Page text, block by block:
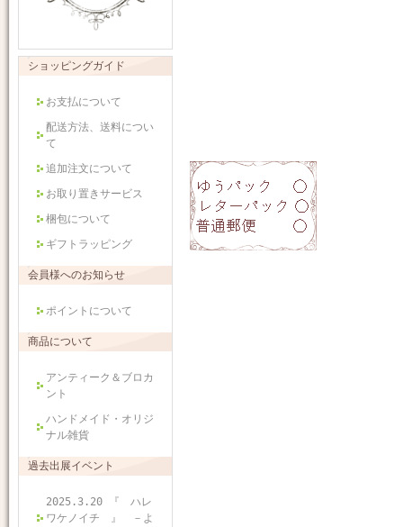
ショッピングガイド
お支払について
配送方法、送料につい
て
追加注文について
お取り置きサービス
梱包について
ギフトラッピング
会員様へのお知らせ
ポイントについて
商品について
アンティーク＆ブロカ
ント
ハンドメイド・オリジ
ナル雑貨
過去出展イベント
2025.3.20 『 ハレ
ワケノイチ 』 －よ